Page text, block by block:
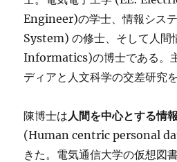
Engineer)の学士、情報シ
System) の修士、そして人
Informatics)の博士である。
ディアと人文科学の交差研究
陳博士は人間を中心とする情
(Human centric personal
きた。電気通信大学の仮想図